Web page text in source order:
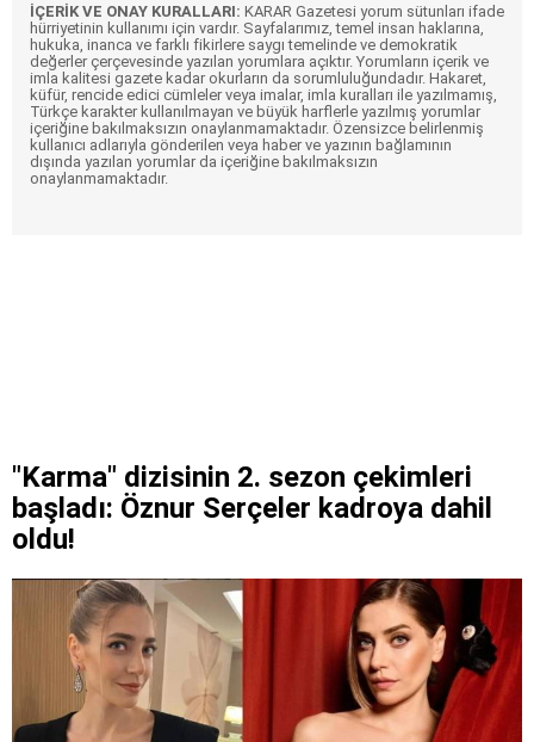
İÇERİK VE ONAY KURALLARI: KARAR Gazetesi yorum sütunları ifade
hürriyetinin kullanımı için vardır. Sayfalarımız, temel insan haklarına,
hukuka, inanca ve farklı fikirlere saygı temelinde ve demokratik
değerler çerçevesinde yazılan yorumlara açıktır. Yorumların içerik ve
imla kalitesi gazete kadar okurların da sorumluluğundadır. Hakaret,
küfür, rencide edici cümleler veya imalar, imla kuralları ile yazılmamış,
Türkçe karakter kullanılmayan ve büyük harflerle yazılmış yorumlar
içeriğine bakılmaksızın onaylanmamaktadır. Özensizce belirlenmiş
kullanıcı adlarıyla gönderilen veya haber ve yazının bağlamının
dışında yazılan yorumlar da içeriğine bakılmaksızın
onaylanmamaktadır.
"Karma" dizisinin 2. sezon çekimleri
başladı: Öznur Serçeler kadroya dahil
oldu!